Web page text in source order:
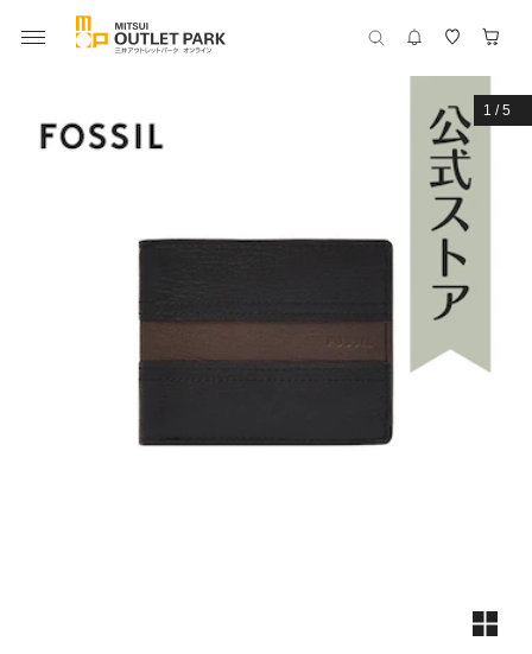
1 /5